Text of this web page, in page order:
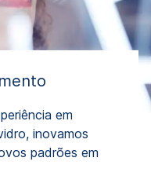
em
inovamos
padrões em